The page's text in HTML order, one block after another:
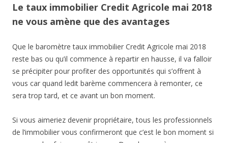
Le taux immobilier Credit Agricole mai 2018
ne vous amène que des avantages
Que le baromètre taux immobilier Credit Agricole mai 2018
reste bas ou qu’il commence à repartir en hausse, il va falloir
se précipiter pour profiter des opportunités qui s’offrent à
vous car quand ledit barème commencera à remonter, ce
sera trop tard, et ce avant un bon moment.
Si vous aimeriez devenir propriétaire, tous les professionnels
de l’immobilier vous confirmeront que c’est le bon moment si